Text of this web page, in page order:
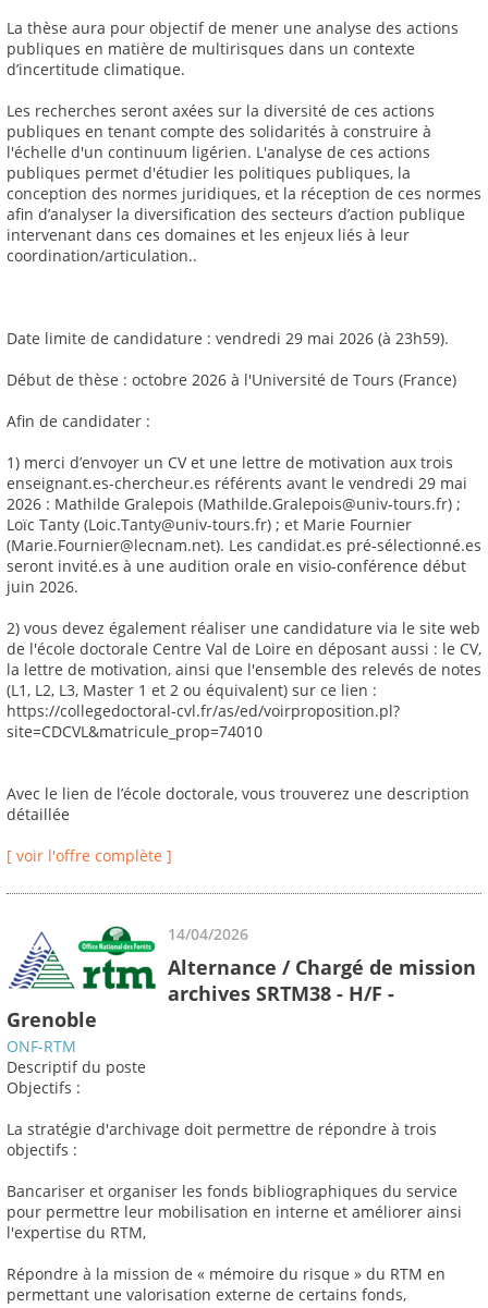
La thèse aura pour objectif de mener une analyse des actions
publiques en matière de multirisques dans un contexte
d’incertitude climatique.
Les recherches seront axées sur la diversité de ces actions
publiques en tenant compte des solidarités à construire à
l'échelle d'un continuum ligérien. L'analyse de ces actions
publiques permet d'étudier les politiques publiques, la
conception des normes juridiques, et la réception de ces normes
afin d’analyser la diversification des secteurs d’action publique
intervenant dans ces domaines et les enjeux liés à leur
coordination/articulation..
Date limite de candidature : vendredi 29 mai 2026 (à 23h59).
Début de thèse : octobre 2026 à l'Université de Tours (France)
Afin de candidater :
1) merci d’envoyer un CV et une lettre de motivation aux trois
enseignant.es-chercheur.es référents avant le vendredi 29 mai
2026 : Mathilde Gralepois (Mathilde.Gralepois@univ-tours.fr) ;
Loïc Tanty (Loic.Tanty@univ-tours.fr) ; et Marie Fournier
(Marie.Fournier@lecnam.net). Les candidat.es pré-sélectionné.es
seront invité.es à une audition orale en visio-conférence début
juin 2026.
2) vous devez également réaliser une candidature via le site web
de l'école doctorale Centre Val de Loire en déposant aussi : le CV,
la lettre de motivation, ainsi que l'ensemble des relevés de notes
(L1, L2, L3, Master 1 et 2 ou équivalent) sur ce lien :
https://collegedoctoral-cvl.fr/as/ed/voirproposition.pl?
site=CDCVL&matricule_prop=74010
Avec le lien de l’école doctorale, vous trouverez une description
détaillée
[ voir l'offre complète ]
14/04/2026
Alternance / Chargé de mission
archives SRTM38 - H/F -
Grenoble
ONF-RTM
Descriptif du poste
Objectifs :
La stratégie d'archivage doit permettre de répondre à trois
objectifs :
Bancariser et organiser les fonds bibliographiques du service
pour permettre leur mobilisation en interne et améliorer ainsi
l'expertise du RTM,
Répondre à la mission de « mémoire du risque » du RTM en
permettant une valorisation externe de certains fonds,